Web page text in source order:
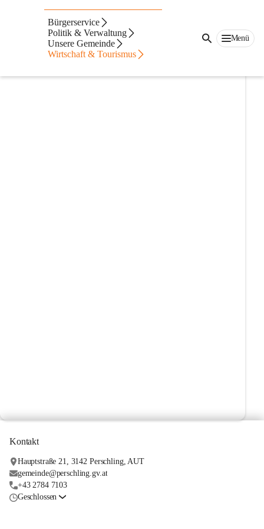
Bürgerservice
Politik & Verwaltung
Unsere Gemeinde
Wirtschaft & Tourismus
Menü
Fotos aus der
Gemeinde
Kontakt
Hauptstraße 21, 3142 Perschling, AUT
gemeinde@perschling.gv.at
+43 2784 7103
Geschlossen